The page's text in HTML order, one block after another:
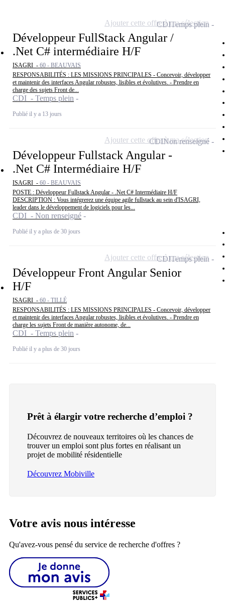
Développeur FullStack Angular /
.Net C# intermédiaire H/F
ISAGRI - 60 - BEAUVAIS
RESPONSABILITÉS : LES MISSIONS PRINCIPALES - Concevoir, développer
et maintenir des interfaces Angular robustes, lisibles et évolutives. - Prendre en
charge des sujets Front de...
CDI - Temps plein
Publié il y a 13 jours
CDITemps plein
Ajouter cette offre à ma sélection
Développeur Fullstack Angular -
.Net C# Intermédiaire H/F
ISAGRI - 60 - BEAUVAIS
POSTE : Développeur Fullstack Angular - .Net C# Intermédiaire H/F
DESCRIPTION : Vous intégrerez une équipe agile fullstack au sein d'ISAGRI,
leader dans le développement de logiciels pour les...
CDI - Non renseigné
Publié il y a plus de 30 jours
CDINon renseigné
Ajouter cette offre à ma sélection
Développeur Front Angular Senior
H/F
ISAGRI - 60 - TILLÉ
RESPONSABILITÉS : LES MISSIONS PRINCIPALES - Concevoir, développer
et maintenir des interfaces Angular robustes, lisibles et évolutives. - Prendre en
charge les sujets Front de manière autonome, de...
CDI - Temps plein
Publié il y a plus de 30 jours
CDITemps plein
Ajouter cette offre à ma sélection
Prêt à élargir votre recherche d’emploi ?
Découvrez de nouveaux territoires où les chances de
trouver un emploi sont plus fortes en réalisant un
projet de mobilité résidentielle
Découvrez Mobiville
Votre avis nous intéresse
Qu'avez-vous pensé du service de recherche d'offres ?